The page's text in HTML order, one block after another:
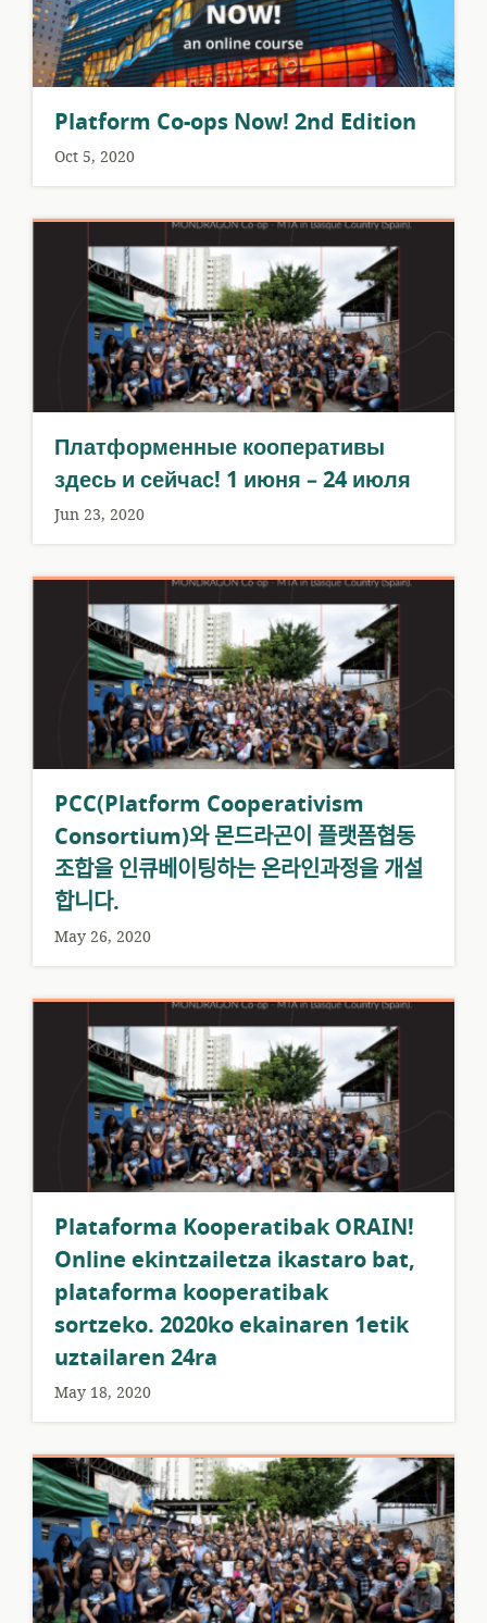
Platform Co-ops Now! 2nd Edition
Oct 5, 2020
Платформенные кооперативы
здесь и сейчас! 1 июня – 24 июля
Jun 23, 2020
PCC(Platform Cooperativism
Consortium)와 몬드라곤이 플랫폼협동
조합을 인큐베이팅하는 온라인과정을 개설
합니다.
May 26, 2020
Plataforma Kooperatibak ORAIN!
Online ekintzailetza ikastaro bat,
plataforma kooperatibak
sortzeko. 2020ko ekainaren 1etik
uztailaren 24ra
May 18, 2020